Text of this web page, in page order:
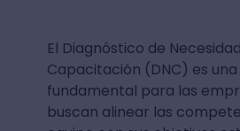
El Diagnóstico de
Capacitación (DNC) es
fundamental para las
buscan alinear las